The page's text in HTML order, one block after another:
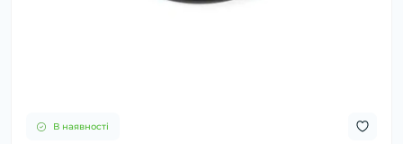
В наявності